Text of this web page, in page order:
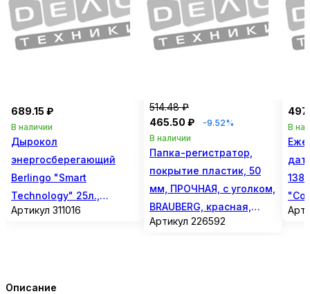
689.15 ₽
В наличии
Дырокол
энергосберегающий
Berlingo "Smart
Technology" 25л.,
металлический,
Артикул 311016
514.48 ₽
465.50 ₽
-9.52%
В наличии
Папка-регистратор,
покрытие пластик, 50
мм, ПРОЧНАЯ, с уголком,
BRAUBERG, красная,
226592
Артикул 226592
В
Описание